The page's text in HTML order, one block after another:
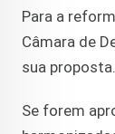
Para a
Câmara de
sua proposta.
Se forem